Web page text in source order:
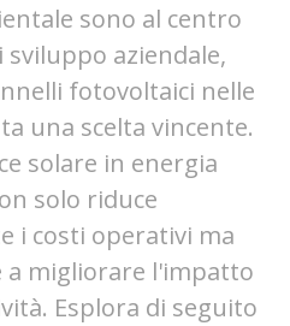
sono al centro
aziendale,
fotovoltaici nelle
una scelta vincente.
solare in energia
solo riduce
i costi operativi ma
a migliorare l'impatto
Esplora di seguito